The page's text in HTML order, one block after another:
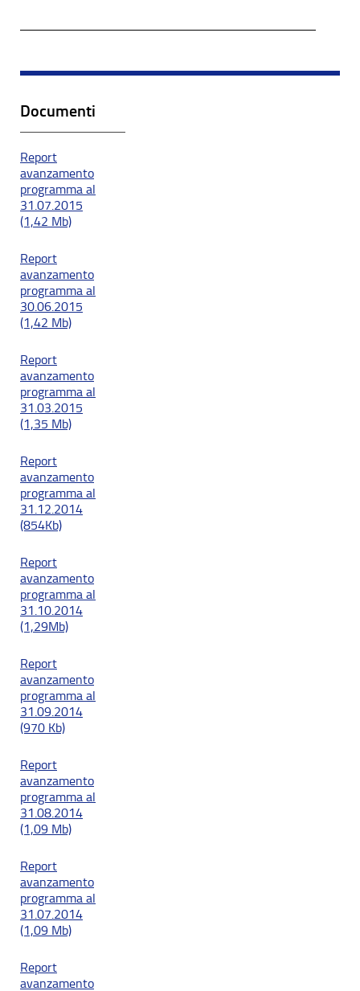
Documenti
Report
avanzamento
programma al
31.07.2015
(1,42 Mb)
Report
avanzamento
programma al
30.06.2015
(1,42 Mb)
Report
avanzamento
programma al
31.03.2015
(1,35 Mb)
Report
avanzamento
programma al
31.12.2014
(854Kb)
Report
avanzamento
programma al
31.10.2014
(1,29Mb)
Report
avanzamento
programma al
31.09.2014
(970 Kb)
Report
avanzamento
programma al
31.08.2014
(1,09 Mb)
Report
avanzamento
programma al
31.07.2014
(1,09 Mb)
Report
avanzamento